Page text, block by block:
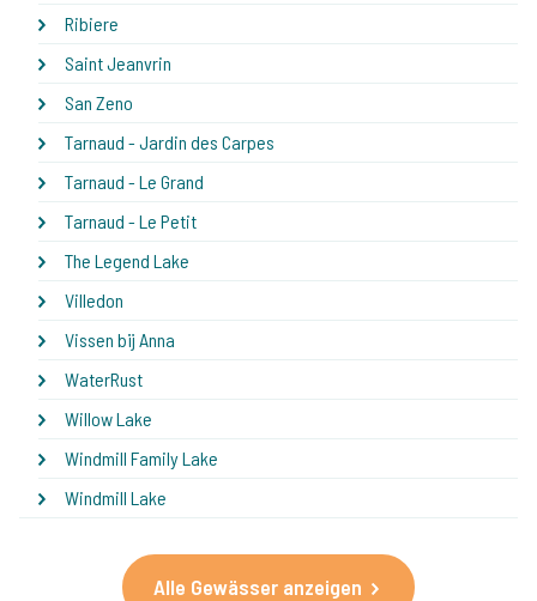
Ribiere
Saint Jeanvrin
San Zeno
Tarnaud - Jardin des Carpes
Tarnaud - Le Grand
Tarnaud - Le Petit
The Legend Lake
Villedon
Vissen bij Anna
WaterRust
Willow Lake
Windmill Family Lake
Windmill Lake
Alle Gewässer anzeigen